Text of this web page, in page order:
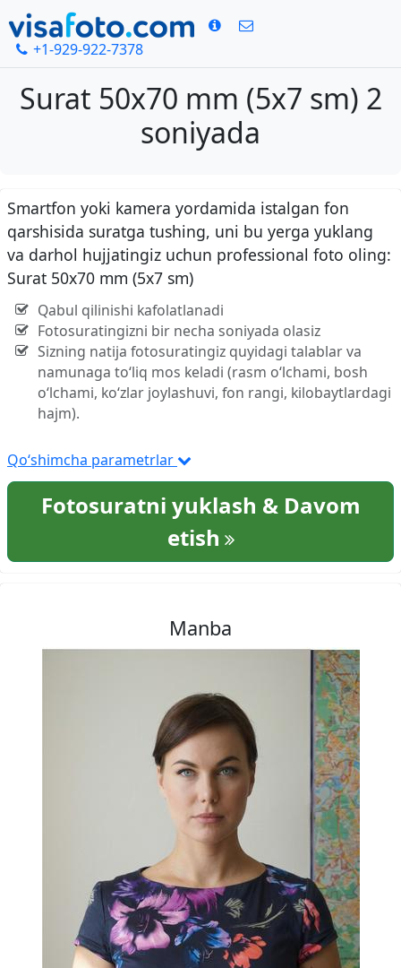
+1-929-922-7378
Surat 50x70 mm (5x7 sm) 2
soniyada
Smartfon yoki kamera yordamida istalgan fon
qarshisida suratga tushing, uni bu yerga yuklang
va darhol hujjatingiz uchun professional foto oling:
Surat 50x70 mm (5x7 sm)
Qabul qilinishi kafolatlanadi
Fotosuratingizni bir necha soniyada olasiz
Sizning natija fotosuratingiz quyidagi talablar va
namunaga to‘liq mos keladi (rasm o‘lchami, bosh
o‘lchami, ko‘zlar joylashuvi, fon rangi, kilobaytlardagi
hajm).
Qo‘shimcha parametrlar
Fotosuratni yuklash & Davom
etish
Manba